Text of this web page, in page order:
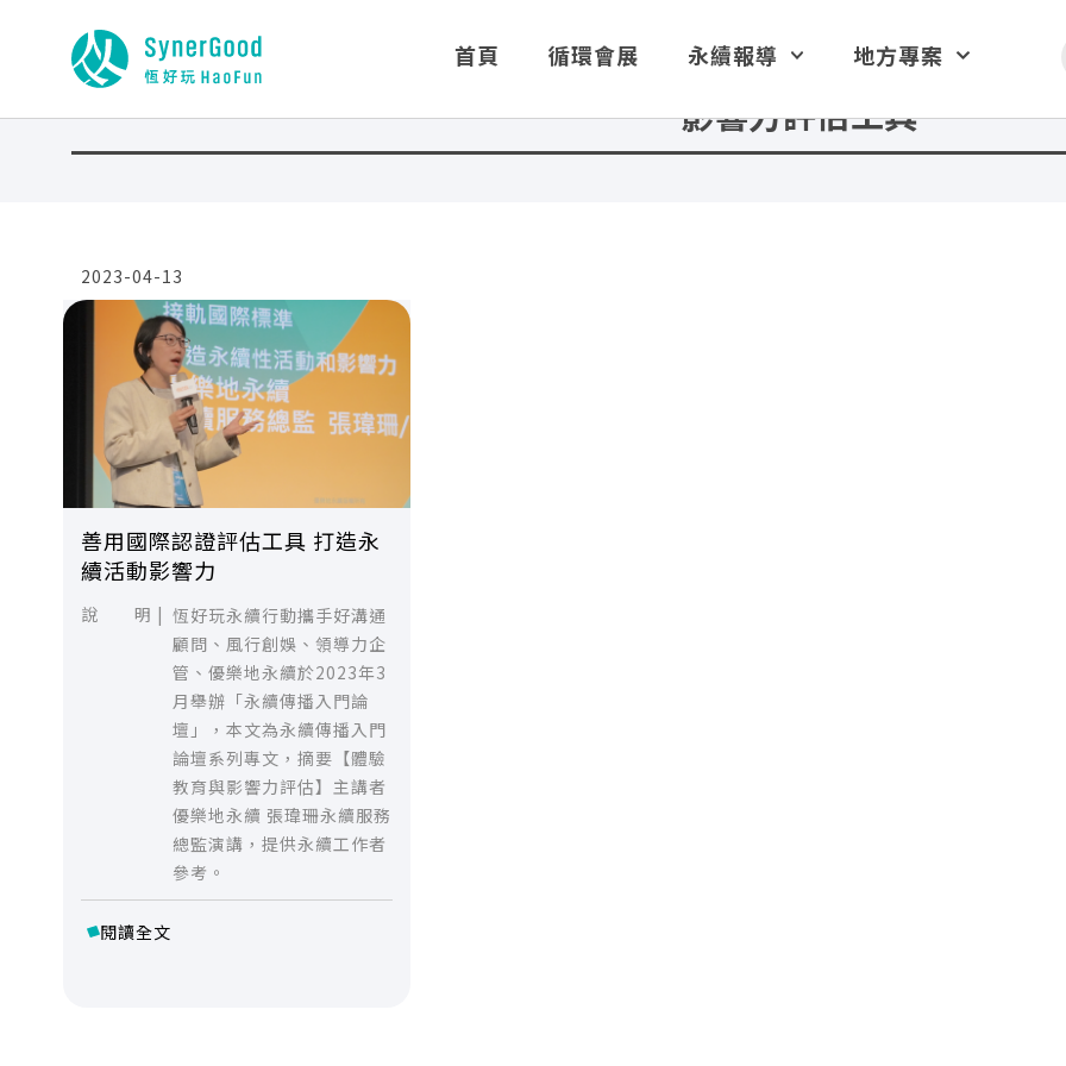
首頁 循環會展 永續報導 地方專案
影響力評估工具
2023-04-13
閱讀全文
善用國際認證評估工具 打造永
續活動影響力
說 明 | 恆好玩永續行動攜手好溝通
顧問、風行創娛、領導力企
管、優樂地永續於2023年3
月舉辦「永續傳播入門論
壇」，本文為永續傳播入門
論壇系列專文，摘要【體驗
教育與影響力評估】主講者
優樂地永續 張瑋珊永續服務
總監演講，提供永續工作者
參考。
閱讀全文